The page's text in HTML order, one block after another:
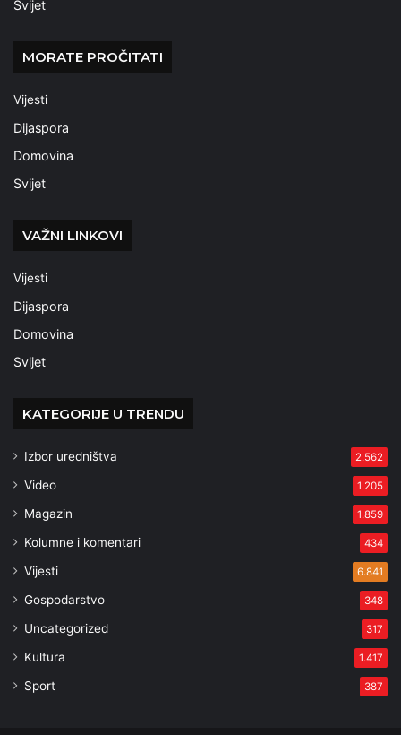
Svijet
MORATE PROČITATI
Vijesti
Dijaspora
Domovina
Svijet
VAŽNI LINKOVI
Vijesti
Dijaspora
Domovina
Svijet
KATEGORIJE U TRENDU
Izbor uredništva 2.562
Video 1.205
Magazin 1.859
Kolumne i komentari 434
Vijesti 6.841
Gospodarstvo 348
Uncategorized 317
Kultura 1.417
Sport 387